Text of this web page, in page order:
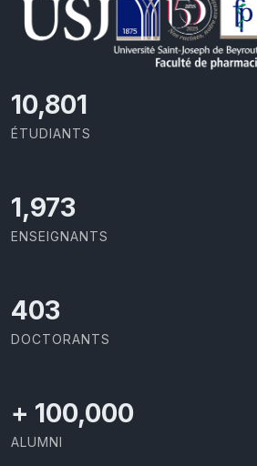
11,110
ÉTUDIANTS
2,086
ENSEIGNANTS
426
DOCTORANTS
+ 100,000
ALUMNI